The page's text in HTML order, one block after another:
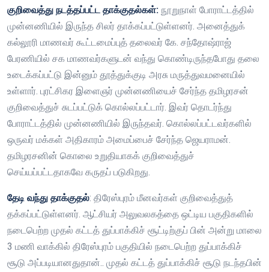
குறிவைத்து நடத்தப்பட்ட தாக்குதல்கள்: நூறுநாள் போராட்டத்தில்
முன்னணியில் இருந்த சிலர் தாக்கப்பட்டுள்ளனர். அனைத்துக்
கல்லூரி மாணவர் கூட்டமைப்புத் தலைவர் கே. சந்தோஷ்ராஜ்
பேரணியில் சக மாணவர்களுடன் வந்து கொண்டிருந்தபோது தலை
உடைக்கப்பட்டு இன்னும் தூத்துக்குடி அரசு மருத்துவமனையில்
உள்ளார். புரட்சிகர இளைஞர் முன்னணியைச் சேர்ந்த தமிழரசன்
குறிவைத்துச் சுடப்பட்டுக் கொல்லப்பட்டார். இவர் தொடர்ந்து
போராட்டத்தில் முன்னணியில் இருந்தவர். கொல்லப்பட்டவர்களில்
ஒருவர் மக்கள் அதிகாரம் அமைப்பைச் சேர்ந்த ஜெயராமன்.
தமிழரசனின் கொலை உறுதியாகக் குறிவைத்துச்
செய்யப்பட்டதாகவே கருதப் படுகிறது.
தேடி வந்து தாக்குதல்: திரேஸ்புரம் மீனவர்கள் குறிவைத்துத்
தக்கப்பட்டுள்ளனர். ஆட்சியர் அலுவலகத்தை ஒட்டிய பகுதிகளில்
நடைபெற்ற முதல் கட்டத் துப்பாக்கிச் சூட்டிற்குப் பின் அன்று மாலை
3 மணி வாக்கில் திரேஸ்புரம் பகுதியில் நடைபெற்ற துப்பாக்கிச்
சூடு அப்படியானதுதான்.. முதல் கட்டத் துப்பாக்கிச் சூடு நடந்தபின்